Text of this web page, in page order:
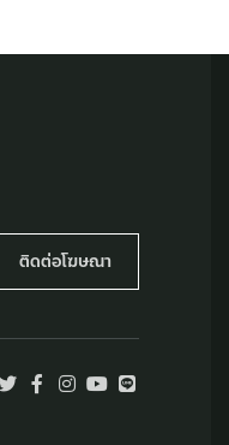
ติดต่อโฆษณา